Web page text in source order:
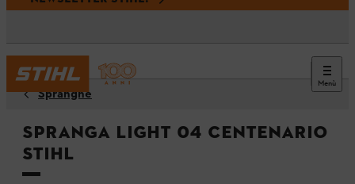
Menù
Spranghe
Spranga Light 04 Centenario
STIHL